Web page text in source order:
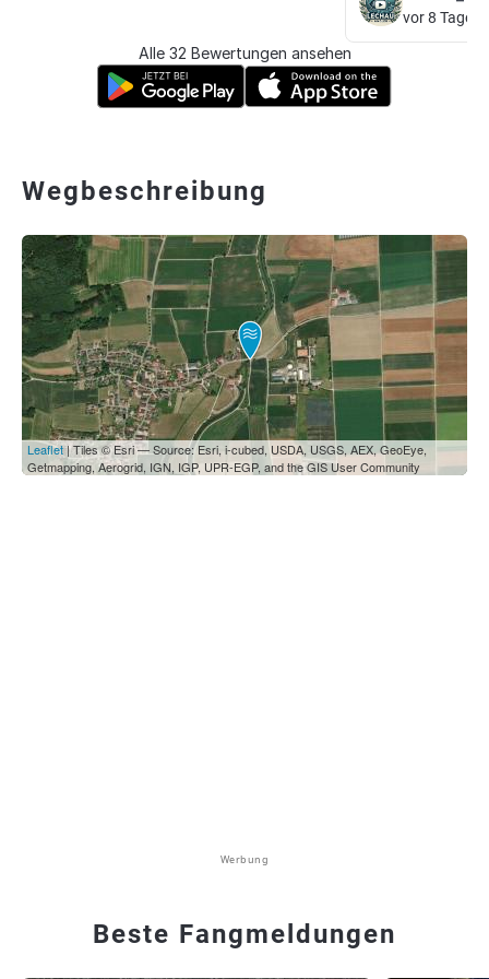
vor 8 Tagen
Alle 32 Bewertungen ansehen
Wegbeschreibung
Leaflet| Tiles © Esri — Source: Esri, i-cubed, USDA, USGS, AEX, GeoEye,
Getmapping, Aerogrid, IGN, IGP, UPR-EGP, and the GIS User Community
Werbung
Beste Fangmeldungen